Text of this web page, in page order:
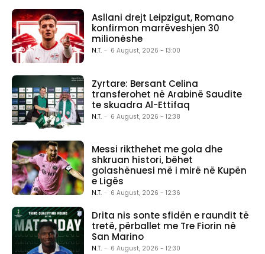
Asllani drejt Leipzigut, Romano
konfirmon marrëveshjen 30
milionëshe
N.T. - 6 August, 2026 - 13:00
Zyrtare: Bersant Celina
transferohet në Arabinë Saudite
te skuadra Al-Ettifaq
N.T. - 6 August, 2026 - 12:38
Messi rikthehet me gola dhe
shkruan histori, bëhet
golashënuesi më i mirë në Kupën
e Ligës
N.T. - 6 August, 2026 - 12:36
Drita nis sonte sfidën e raundit të
tretë, përballet me Tre Fiorin në
San Marino
N.T. - 6 August, 2026 - 12:30